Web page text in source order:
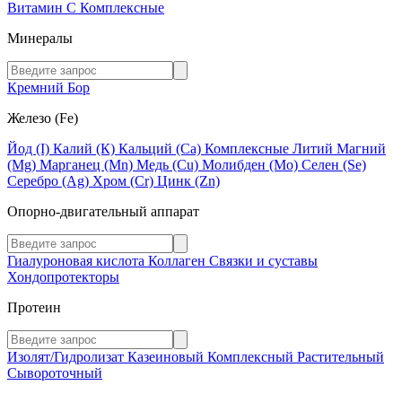
Витамин C Комплексные
Минералы
Кремний Бор
Железо (Fe)
Йод (I) Калий (К) Кальций (Са) Комплексные Литий Магний
(Mg) Марганец (Mn) Медь (Сu) Молибден (Мо) Селен (Se)
Серебро (Ag) Хром (Cr) Цинк (Zn)
Опорно-двигательный аппарат
Гиалуроновая кислота Коллаген Связки и суставы
Хондопротекторы
Протеин
Изолят/Гидролизат Казеиновый Комплексный Растительный
Сывороточный